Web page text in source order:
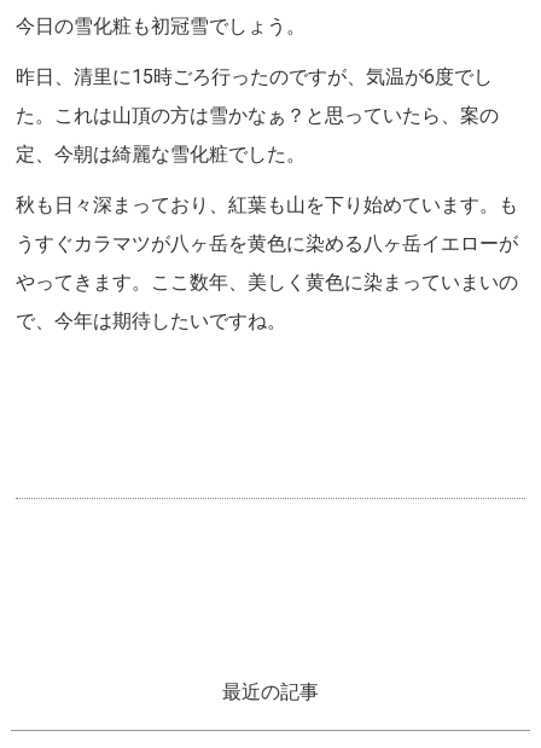
今日の雪化粧も初冠雪でしょう。
昨日、清里に15時ごろ行ったのですが、気温が6度でし
た。これは山頂の方は雪かなぁ？と思っていたら、案の
定、今朝は綺麗な雪化粧でした。
秋も日々深まっており、紅葉も山を下り始めています。も
うすぐカラマツが八ヶ岳を黄色に染める八ヶ岳イエローが
やってきます。ここ数年、美しく黄色に染まっていまいの
で、今年は期待したいですね。
最近の記事